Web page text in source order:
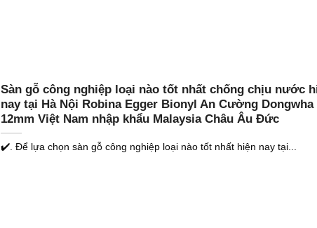
Sàn gỗ công nghiệp loại nào tốt nhất chống chịu nước
nay tại Hà Nội Robina Egger Bionyl An Cường Dongwha
12mm Việt Nam nhập khẩu Malaysia Châu Âu Đức
✔️. Để lựa chọn sàn gỗ công nghiệp loại nào tốt nhất hiện nay tại...